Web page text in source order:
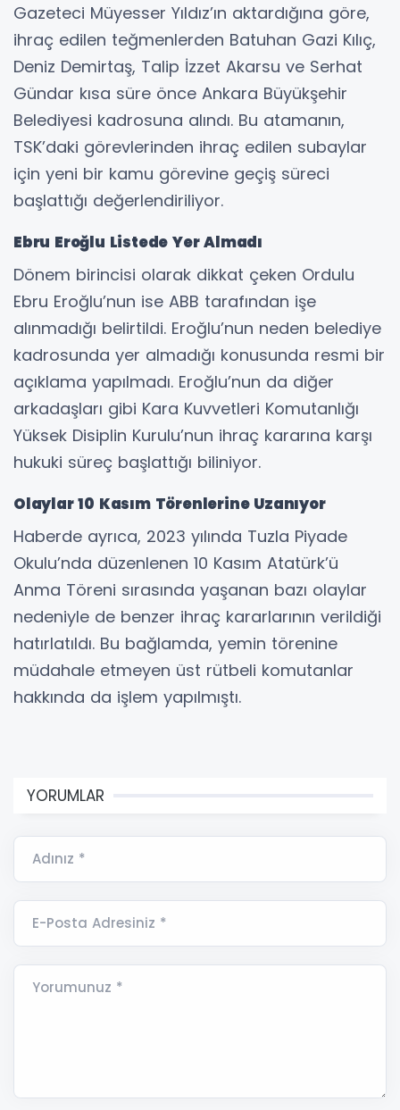
Gazeteci Müyesser Yıldız’ın aktardığına göre,
ihraç edilen teğmenlerden Batuhan Gazi Kılıç,
Deniz Demirtaş, Talip İzzet Akarsu ve Serhat
Gündar kısa süre önce Ankara Büyükşehir
Belediyesi kadrosuna alındı. Bu atamanın,
TSK’daki görevlerinden ihraç edilen subaylar
için yeni bir kamu görevine geçiş süreci
başlattığı değerlendiriliyor.
Ebru Eroğlu Listede Yer Almadı
Dönem birincisi olarak dikkat çeken Ordulu
Ebru Eroğlu’nun ise ABB tarafından işe
alınmadığı belirtildi. Eroğlu’nun neden belediye
kadrosunda yer almadığı konusunda resmi bir
açıklama yapılmadı. Eroğlu’nun da diğer
arkadaşları gibi Kara Kuvvetleri Komutanlığı
Yüksek Disiplin Kurulu’nun ihraç kararına karşı
hukuki süreç başlattığı biliniyor.
Olaylar 10 Kasım Törenlerine Uzanıyor
Haberde ayrıca, 2023 yılında Tuzla Piyade
Okulu’nda düzenlenen 10 Kasım Atatürk’ü
Anma Töreni sırasında yaşanan bazı olaylar
nedeniyle de benzer ihraç kararlarının verildiği
hatırlatıldı. Bu bağlamda, yemin törenine
müdahale etmeyen üst rütbeli komutanlar
hakkında da işlem yapılmıştı.
YORUMLAR
Adınız *
E-Posta Adresiniz *
Yorumunuz *